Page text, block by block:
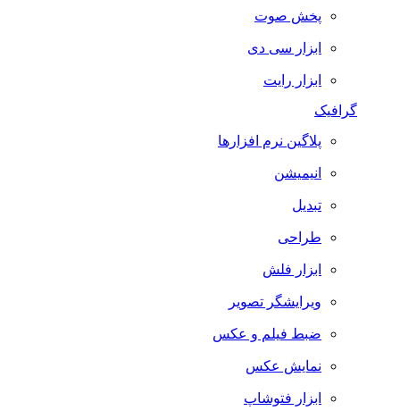
پخش صوت
ابزار سی دی
ابزار رایت
گرافیک
پلاگین نرم افزارها
انیمیشن
تبدیل
طراحی
ابزار فلش
ویرایشگر تصویر
ضبط فيلم و عكس
نمایش عکس
ابزار فتوشاپ